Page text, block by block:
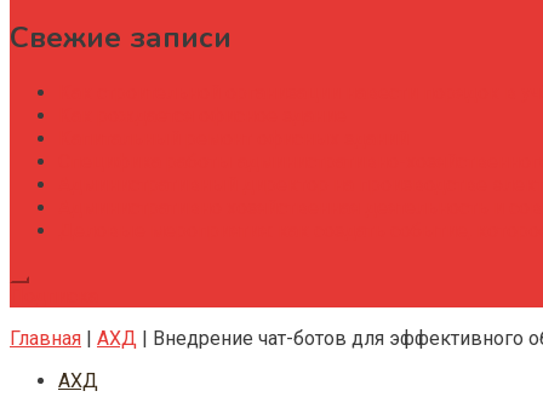
Свежие записи
Главная | АХД | Внедрение чат-ботов для эффективного
АХД